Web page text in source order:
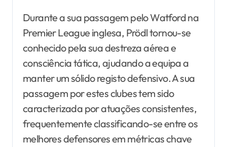
Durante a sua passagem pelo Watford na
Premier League inglesa, Prödl tornou-se
conhecido pela sua destreza aérea e
consciência tática, ajudando a equipa a
manter um sólido registo defensivo. A sua
passagem por estes clubes tem sido
caracterizada por atuações consistentes,
frequentemente classificando-se entre os
melhores defensores em métricas chave